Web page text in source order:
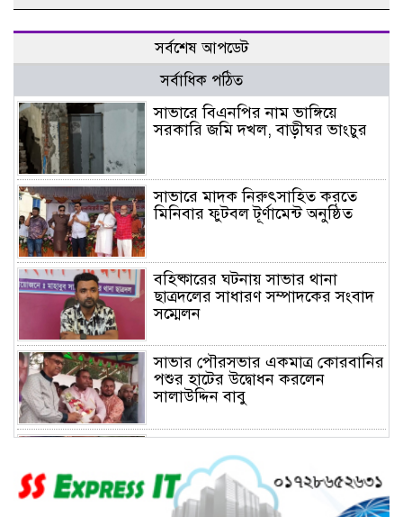
সর্বশেষ আপডেট
সর্বাধিক পঠিত
সাভারে বিএনপির নাম ভাঙ্গিয়ে
সরকারি জমি দখল, বাড়ীঘর ভাংচুর
সাভারে মাদক নিরুৎসাহিত করতে
মিনিবার ফুটবল টূর্ণামেন্ট অনুষ্ঠিত
বহিষ্কারের ঘটনায় সাভার থানা
ছাত্রদলের সাধারণ সম্পাদকের সংবাদ
সম্মেলন
সাভার পৌরসভার একমাত্র কোরবানির
পশুর হাটের উদ্বোধন করলেন
সালাউদ্দিন বাবু
প্রতিষ্ঠানে হামলা চালিয়ে তালা ঝুলিয়ে
দিয়েছে সন্ত্রাসীরা